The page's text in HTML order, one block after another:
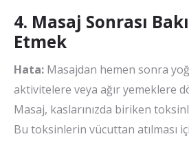
4. Masaj Sonrası
Etmek
Hata: Masajdan hemen sonra
aktivitelere veya ağır yemeklere
Masaj, kaslarınızda biriken
Bu toksinlerin vücuttan atılması